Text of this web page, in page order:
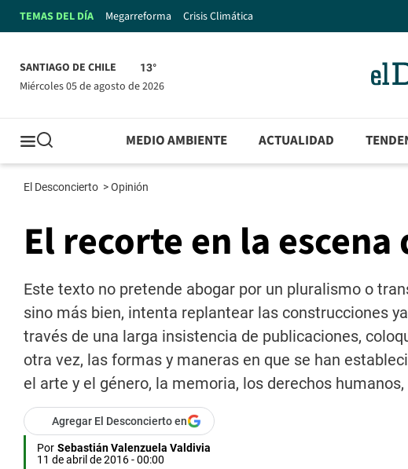
TEMAS DEL DÍA Megarreforma Crisis Climática
SANTIAGO DE CHILE 13°
miércoles 05 de agosto de 2026
MEDIO AMBIENTE ACTUALIDAD
El Desconcierto >Opinión
El recorte en la
Este texto no pretende abogar por un pluralismo o
sino más bien, intenta replantear las construcciones
través de una larga insistencia de publicaciones,
otra vez, las formas y maneras en que se han
el arte y el género, la memoria, los derechos
Agregar El Desconcierto en
Por Sebastián Valenzuela Valdivia
11 de abril de 2016 - 00:00